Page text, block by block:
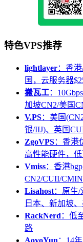
特色VPS推荐
lightlayer：香
国，云服务器
搬瓦工：
加坡CN2/美国
V.PS：美国
银/IIJ)、英国
ZgoVPS：香港
高性能硬件，
Vmiss：香港
CN2/CUII/
Lisahost：原生/
日本、新加坡
RackNerd ：低
路
AoyoYun ：14